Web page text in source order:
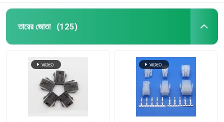
অন্যান্য ক্যাবল
তারের জোতা (125)